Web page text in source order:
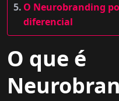
O Neurobranding
diferencial
O que é